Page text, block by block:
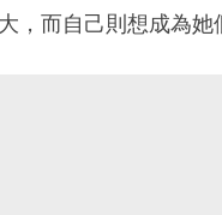
，而自己則想成為她